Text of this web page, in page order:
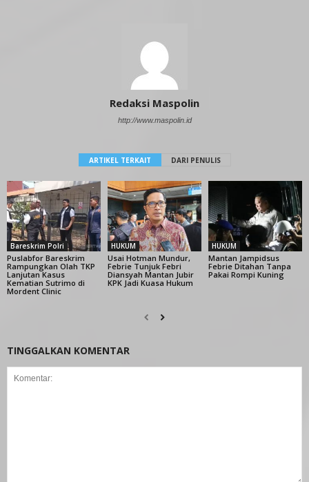
Redaksi Maspolin
http://www.maspolin.id
ARTIKEL TERKAIT DARI PENULIS
Bareskrim Polri
Puslabfor Bareskrim
Rampungkan Olah TKP
Lanjutan Kasus
Kematian Sutrimo di
Mordent Clinic
HUKUM
Usai Hotman Mundur,
Febrie Tunjuk Febri
Diansyah Mantan Jubir
KPK Jadi Kuasa Hukum
HUKUM
Mantan Jampidsus
Febrie Ditahan Tanpa
Pakai Rompi Kuning
TINGGALKAN KOMENTAR